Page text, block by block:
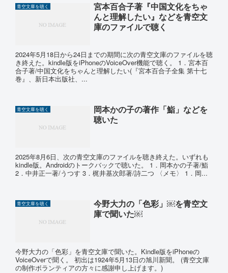
青空文庫を聴く
宮本百合子著『中国文化をちゃ
んと理解したい』などを青空文
庫のファイルで聴く
2024年5月18日から24日までの期間に次の青空文庫のファイルを聴
き終えた。kindle版をiPhoneのVoiceOver機能で聴く。 1．宮本百
合子著/中国文化をちゃんと理解したい(『宮本百合子全集 第十七
巻』、新日本出版社、...
青空文庫を聴く
岡本かの子の著作「鮨」などを
聴いた
2025年8月6日、次の青空文庫のファイルを聴き終えた。いずれも
kindle版。Androidのトークバックで聴いた。 1．岡本かの子著/鮨
2．中井正一著/うつす 3．梶井基次郎著/詩二つ 〈メモ〉 1．岡...
青空文庫を聴く
今野大力の「色彩」￼を青空文
庫で聞いた￼
今野大力の「色彩」を青空文庫で聞いた。Kindle版をiPhoneの
VoiceOverで聞く。 初出は1924年5月13日の旭川新聞。 (青空文庫
の制作ボランティアの方々に感謝申し上げます。)